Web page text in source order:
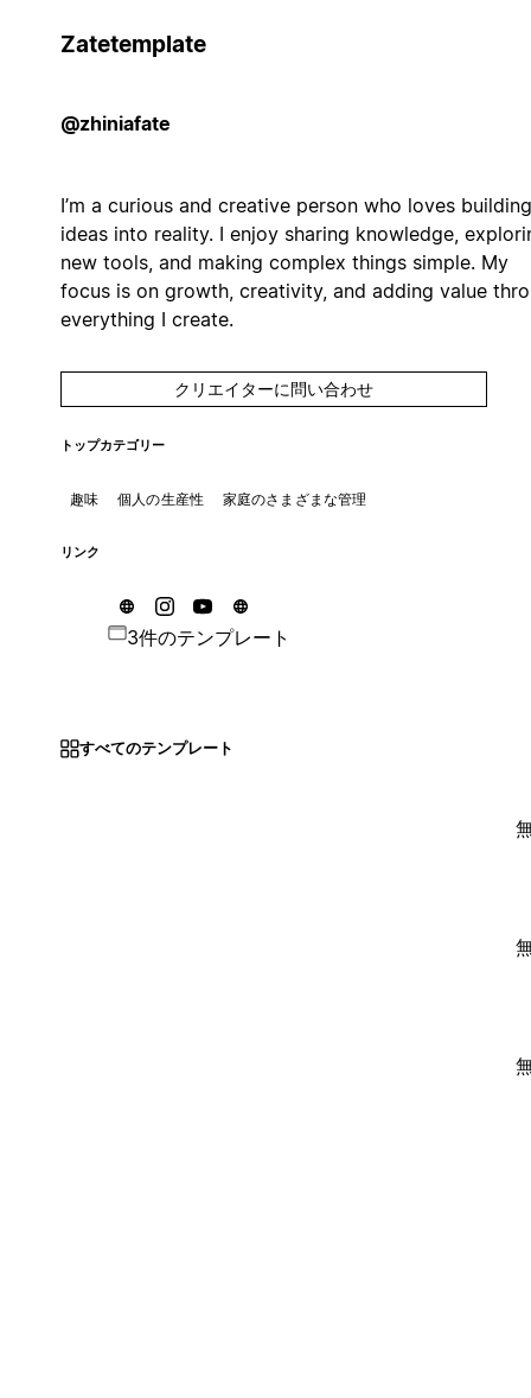
Zatetemplate
@zhiniafate
I’m a curious and creative person who loves building
ideas into reality. I enjoy sharing knowledge,
new tools, and making complex things simple. My
focus is on growth, creativity, and adding value
everything I create.
クリエイターに問い合わせ
トップカテゴリー
趣味 個人の生産性 家庭のさまざまな管理
リンク
3件のテンプレート
すべてのテンプレート